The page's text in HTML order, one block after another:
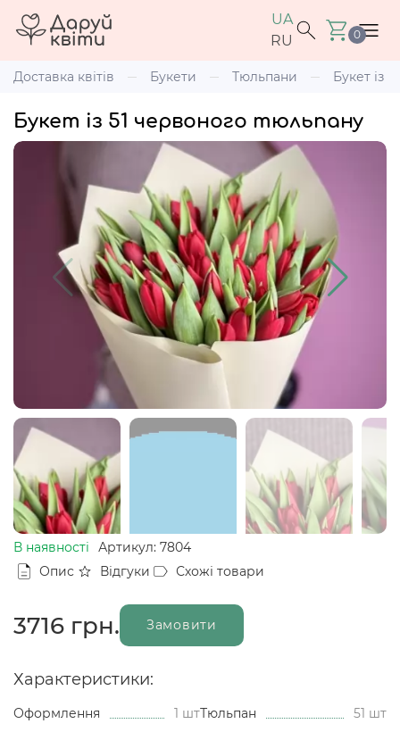
UA
RU
0
Доставка квітів Букети Тюльпани Букет із
Букет із 51 червоного тюльпану
В наявності
Артикул: 7804
Опис
Відгуки Схожі товари
3716 грн. Замовити
Характеристики:
Оформлення 1 штТюльпан 51 шт